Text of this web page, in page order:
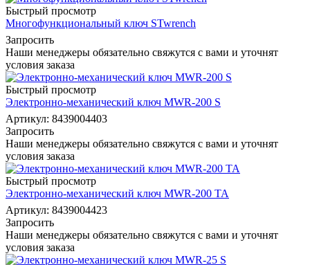
Быстрый просмотр
Многофункциональный ключ STwrench
Запросить
Наши менеджеры обязательно свяжутся с вами и уточнят
условия заказа
Быстрый просмотр
Электронно-механический ключ MWR-200 S
Артикул: 8439004403
Запросить
Наши менеджеры обязательно свяжутся с вами и уточнят
условия заказа
Быстрый просмотр
Электронно-механический ключ MWR-200 TA
Артикул: 8439004423
Запросить
Наши менеджеры обязательно свяжутся с вами и уточнят
условия заказа